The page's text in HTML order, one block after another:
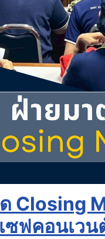
Closing
ซฟคอนเว